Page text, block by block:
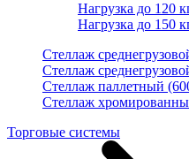
Нагрузка до 120
Нагрузка до 150
Стеллаж
Стеллаж
Стеллаж паллетный
Стеллаж
Торговые системы